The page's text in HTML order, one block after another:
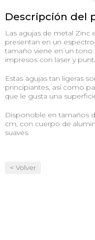
Descripción del
Las agujas de metal Zinc
presentan en un
tamaño viene en un
impresos con laser y
Estas agujas tan ligeras
principiantes, así como
que le gusta una
Disponoble en tamaños
cm, con cuerpo de
suaves.
< Volver